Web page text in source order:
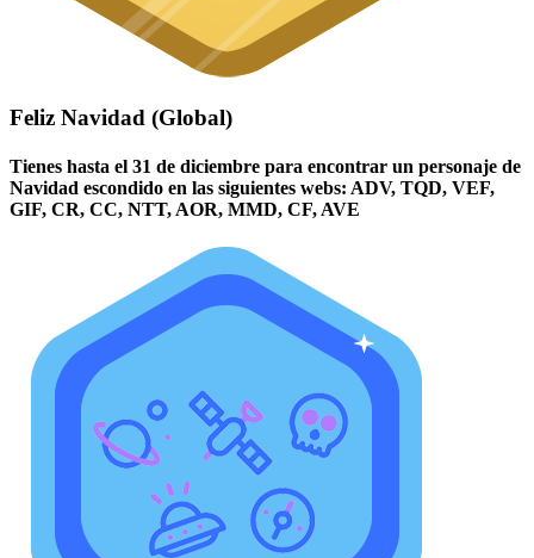
Feliz Navidad (Global)
Tienes hasta el 31 de diciembre para encontrar un personaje de
Navidad escondido en las siguientes webs: ADV, TQD, VEF,
GIF, CR, CC, NTT, AOR, MMD, CF, AVE